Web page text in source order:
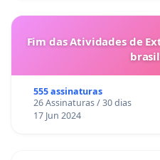
Fim das Atividades de
555 assinaturas
26 Assinaturas / 30 dias
17 Jun 2024